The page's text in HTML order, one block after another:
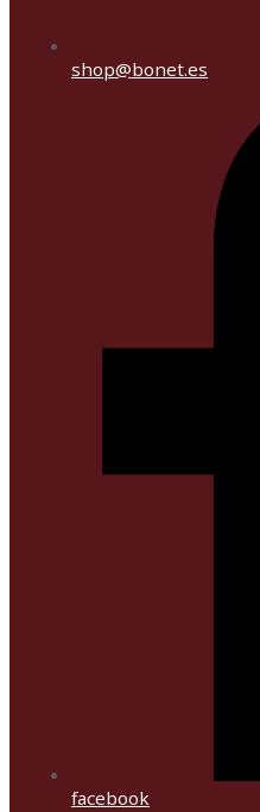
shop@bonet.es
facebook